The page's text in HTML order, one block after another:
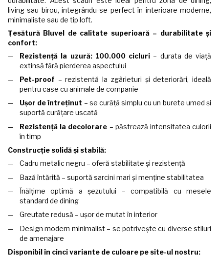
living sau birou, integrându-se perfect în interioare moderne,
minimaliste sau de tip loft.
Țesătură Bluvel de calitate superioară – durabilitate și
confort:
Rezistență la uzură: 100.000 cicluri – durata de viață
extinsă fără pierderea aspectului
Pet-proof – rezistentă la zgârieturi și deteriorări, ideală
pentru case cu animale de companie
Ușor de întreținut – se curăță simplu cu un burete umed și
suportă curățare uscată
Rezistență la decolorare – păstrează intensitatea culorii
în timp
Construcție solidă și stabilă:
Cadru metalic negru – oferă stabilitate și rezistență
Bază întărită – suportă sarcini mari și menține stabilitatea
Înălțime optimă a șezutului – compatibilă cu mesele
standard de dining
Greutate redusă – ușor de mutat în interior
Design modern minimalist – se potrivește cu diverse stiluri
de amenajare
Disponibil în cinci variante de culoare pe site-ul nostru: